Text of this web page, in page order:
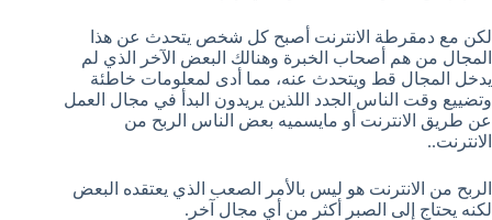
لكن مع دمقرطة الانترنت أصبح كل شخص يتحدث عن هذا
المجال من هم أصحاب الخبرة وهنالك البعض الآخر الذي لم
يدخل المجال قط ويتحدث عنه، مما أدى لمعلومات خاطئة
وتضييع وقت الناس الجدد اللذين يريدون البدأ في مجال العمل
عن طريق الانترنت أو مايسميه بعض الناس الربح من
الانترنت..
الربح من الانترنت هو ليس بالأمر الصعب الذي يعتقده البعض
لكنه يحتاج إلى الصبر أكثر من أي مجال آخر.